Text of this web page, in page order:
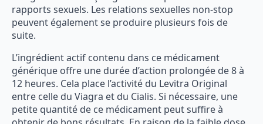
rapports sexuels. Les relations sexuelles non-stop
peuvent également se produire plusieurs fois de
suite.
L’ingrédient actif contenu dans ce médicament
générique offre une durée d’action prolongée de 8 à
12 heures. Cela place l’activité du Levitra Original
entre celle du Viagra et du Cialis. Si nécessaire, une
petite quantité de ce médicament peut suffire à